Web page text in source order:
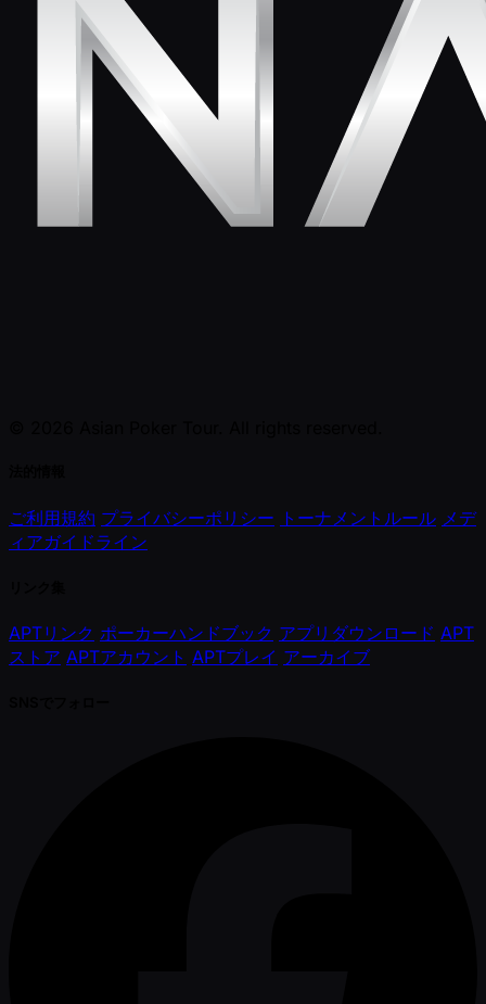
ご利用規約 プライバシーポリシー トーナメントルール メデ
ィアガイドライン
APTリンク ポーカーハンドブック アプリダウンロード APT
ストア APTアカウント APTプレイ アーカイブ